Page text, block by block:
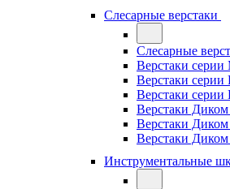
Слесарные верстаки
Слесарные
Верстаки серии
Верстаки серии
Верстаки серии
Верстаки
Верстаки
Верстаки
Инструментальные